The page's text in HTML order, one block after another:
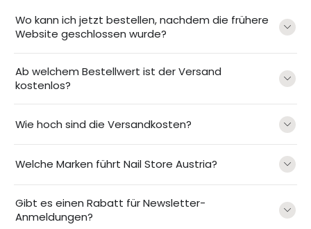
Wo kann ich jetzt bestellen, nachdem die frühere
Website geschlossen wurde?
Ab welchem Bestellwert ist der Versand
kostenlos?
Wie hoch sind die Versandkosten?
Welche Marken führt Nail Store Austria?
Gibt es einen Rabatt für Newsletter-
Anmeldungen?